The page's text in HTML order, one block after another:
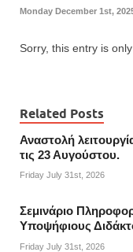
Monday December 1st,
Sorry, this entry is
Related Posts
Αναστολή
τις 23 Αυγούστου.
Friday July 31st, 2026
Σεμινάριο
Υποψήφιους
Friday July 31st, 2026